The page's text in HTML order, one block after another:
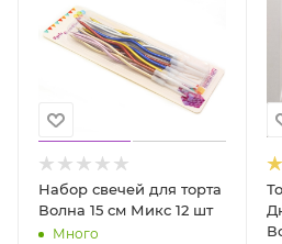
Набор свечей для торта
Волна 15 см Микс 12 шт
Много